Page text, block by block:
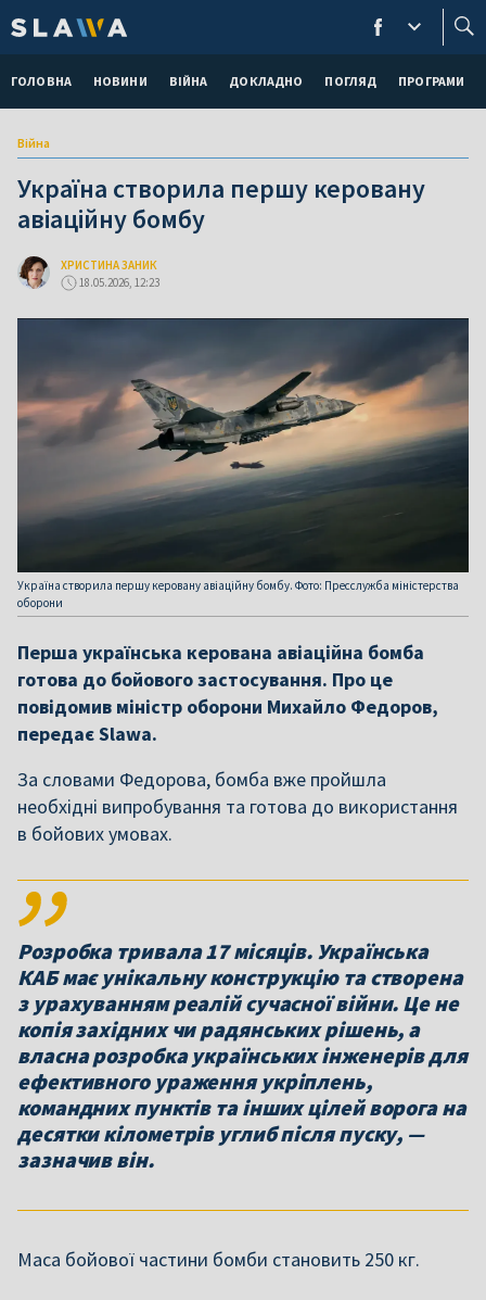
ГОЛОВНА НОВИНИ ВІЙНА ДОКЛАДНО ПОГЛЯД ПРОГРАМИ
Війна
Україна створила першу керовану
авіаційну бомбу
ХРИСТИНА ЗАНИК
18.05.2026, 12:23
Україна створила першу керовану авіаційну бомбу. Фото: Пресслужба міністерства
оборони
Перша українська керована авіаційна бомба
готова до бойового застосування. Про це
повідомив міністр оборони Михайло Федоров,
передає Slawa.
За словами Федорова, бомба вже пройшла
необхідні випробування та готова до використання
в бойових умовах.
Розробка тривала 17 місяців. Українська
КАБ має унікальну конструкцію та створена
з урахуванням реалій сучасної війни. Це не
копія західних чи радянських рішень, а
власна розробка українських інженерів для
ефективного ураження укріплень,
командних пунктів та інших цілей ворога на
десятки кілометрів углиб після пуску, —
зазначив він.
Маса бойової частини бомби становить 250 кг.